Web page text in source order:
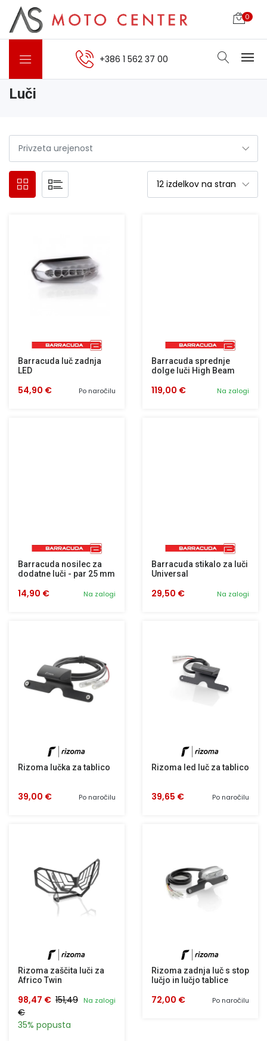
0
+386 1 562 37 00
Luči
Barracuda luč zadnja
LED
Po naročilu
54,90 €
Barracuda sprednje
dolge luči High Beam
Na zalogi
119,00 €
Barracuda nosilec za
dodatne luči - par 25 mm
Na zalogi
14,90 €
Barracuda stikalo za luči
Universal
Na zalogi
29,50 €
Rizoma lučka za tablico
Po naročilu
39,00 €
Rizoma led luč za tablico
Po naročilu
39,65 €
Rizoma zaščita luči za
Africo Twin
Na zalogi
98,47 € 151,49
€
35% popusta
Rizoma zadnja luč s stop
lučjo in lučjo tablice
Po naročilu
72,00 €